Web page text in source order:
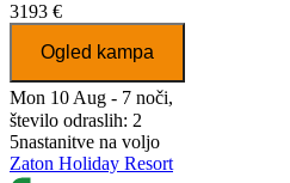
3193 €
Ogled kampa
Mon 10 Aug - 7 noči,
število odraslih: 2
5nastanitve na voljo
Zaton Holiday Resort